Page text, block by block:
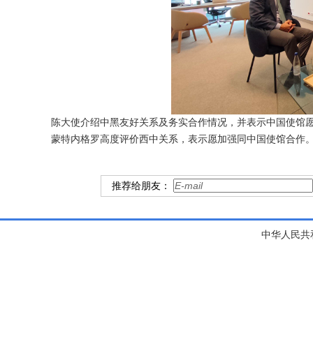
陈大使介绍中黑友好关系及务实合作情况，并表示中国使馆
蒙特内格罗高度评价西中关系，表示愿加强同中国使馆合作
推荐给朋友：
中华人民共